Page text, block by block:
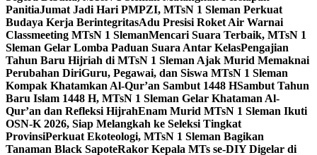
PanitiaJumat Jadi Hari PMPZI, MTsN 1 Sleman Perkuat
Budaya Kerja BerintegritasAdu Presisi Roket Air Warnai
Classmeeting MTsN 1 SlemanMencari Suara Terbaik, MTsN 1
Sleman Gelar Lomba Paduan Suara Antar KelasPengajian
Tahun Baru Hijriah di MTsN 1 Sleman Ajak Murid Memaknai
Perubahan DiriGuru, Pegawai, dan Siswa MTsN 1 Sleman
Kompak Khatamkan Al-Qur’an Sambut 1448 HSambut Tahun
Baru Islam 1448 H, MTsN 1 Sleman Gelar Khataman Al-
Qur’an dan Refleksi HijrahEnam Murid MTsN 1 Sleman Ikuti
OSN-K 2026, Siap Melangkah ke Seleksi Tingkat
ProvinsiPerkuat Ekoteologi, MTsN 1 Sleman Bagikan
Tanaman Black SapoteRakor Kepala MTs se-DIY Digelar di